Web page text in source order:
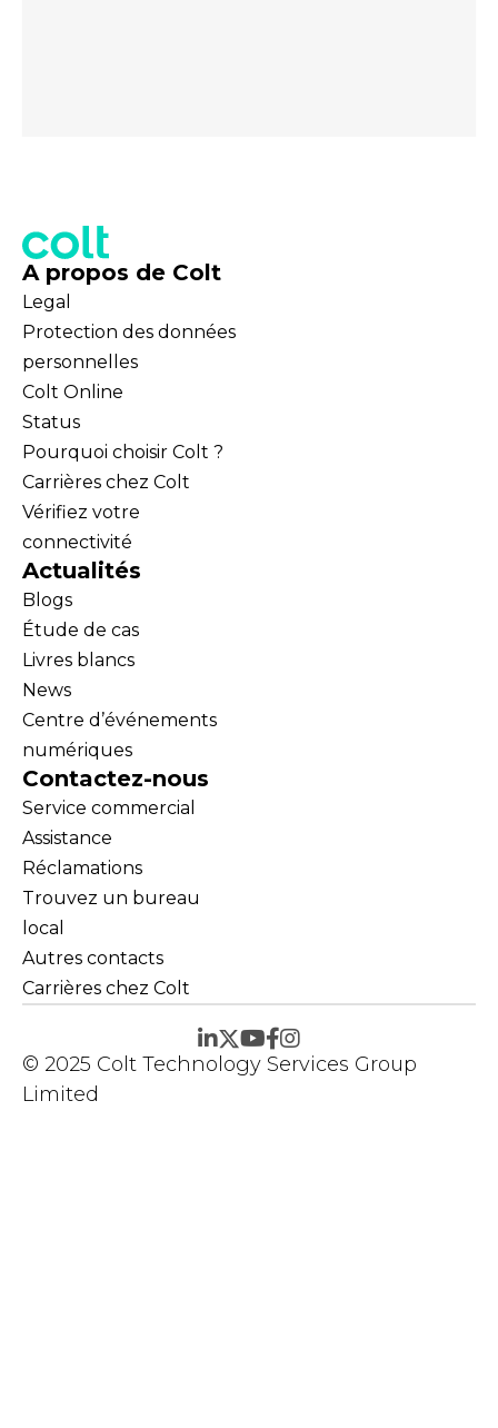
A propos de Colt
Legal
Protection des données
personnelles
Colt Online
Status
Pourquoi choisir Colt ?
Carrières chez Colt
Vérifiez votre
connectivité
Actualités
Blogs
Étude de cas
Livres blancs
News
Centre d’événements
numériques
Contactez-nous
Service commercial
Assistance
Réclamations
Trouvez un bureau
local
Autres contacts
Carrières chez Colt
© 2025 Colt Technology Services Group
Limited